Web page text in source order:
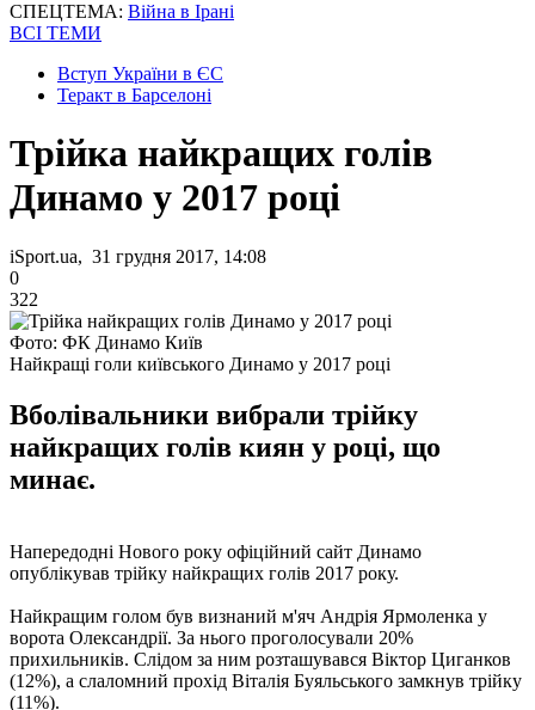
СПЕЦТЕМА: Війна в Ірані
ВСІ ТЕМИ
Вступ України в ЄС
Теракт в Барселоні
Трійка найкращих голів
Динамо у 2017 році
iSport.ua, 31 грудня 2017, 14:08
0
322
Фото: ФК Динамо Київ
Найкращі голи київського Динамо у 2017 році
Вболівальники вибрали трійку
найкращих голів киян у році, що
минає.
Напередодні Нового року офіційний сайт Динамо
опублікував трійку найкращих голів 2017 року.
Найкращим голом був визнаний м'яч Андрія Ярмоленка у
ворота Олександрії. За нього проголосували 20%
прихильників. Слідом за ним розташувався Віктор Циганков
(12%), а слаломний прохід Віталія Буяльського замкнув трійку
(11%).